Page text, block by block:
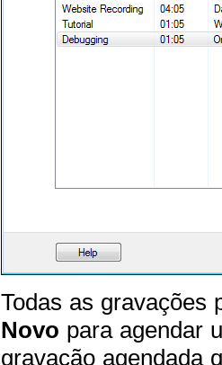
Todas as gravações
Novo para agendar
gravação agendada